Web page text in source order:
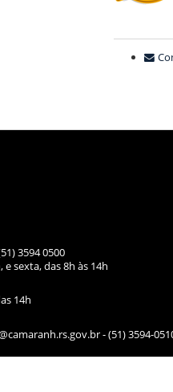
3594 0500
e sexta, das8h às 14h
14h
- (51) 3594-